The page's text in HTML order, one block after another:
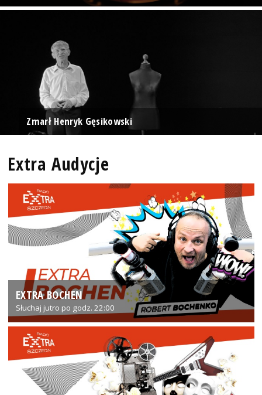
Zmarł Henryk Gęsikowski
Extra Audycje
EXTRA BOCHEN
Słuchaj jutro po godz. 22:00